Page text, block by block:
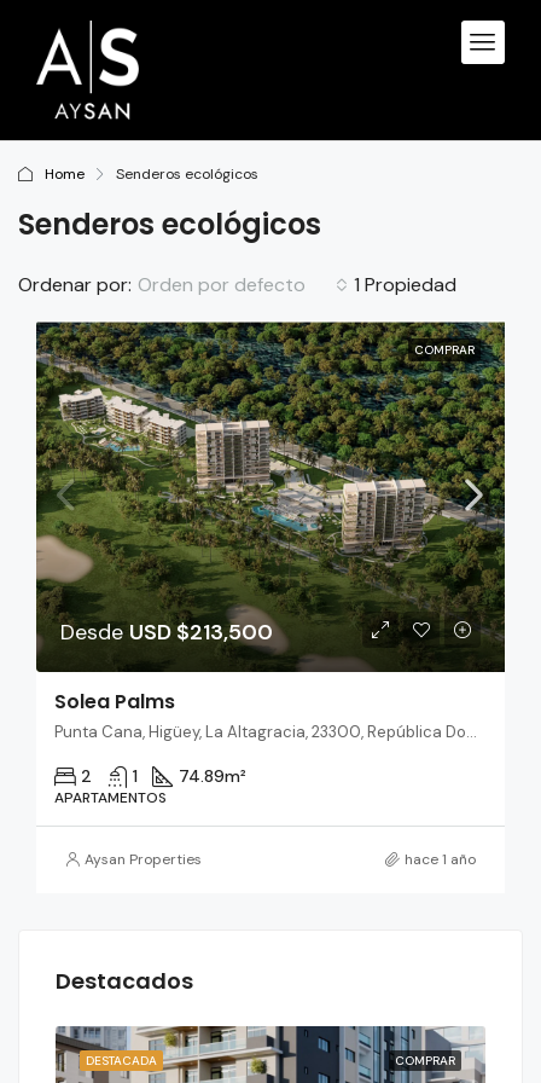
Home Senderos ecológicos
Senderos ecológicos
1 Propiedad
Ordenar por: Orden por defecto
COMPRAR
Desde USD $213,500
Solea Palms
Punta Cana, Higüey, La Altagracia, 23300, República Dominicana
2 1 74.89m²
APARTAMENTOS
Aysan Properties hace 1 año
Destacados
COMPRAR
DESTACADA